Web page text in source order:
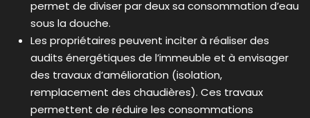
permet de diviser par deux sa consommation d’eau
sous la douche.
Les propriétaires peuvent inciter à réaliser des
audits énergétiques de l’immeuble et à envisager
des travaux d’amélioration (isolation,
remplacement des chaudières). Ces travaux
permettent de réduire les consommations